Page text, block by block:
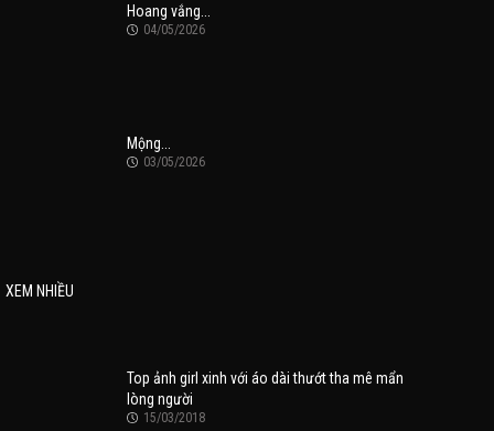
Hoang vắng...
04/05/2026
Mộng...
03/05/2026
XEM NHIỀU
Top ảnh girl xinh với áo dài thướt tha mê mẩn
lòng người
15/03/2018